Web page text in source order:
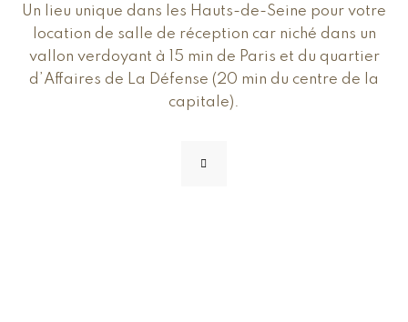
Un lieu unique dans les Hauts-de-Seine pour votre
location de salle de réception car niché dans un
vallon verdoyant à 15 min de Paris et du quartier
d’Affaires de La Défense (20 min du centre de la
capitale).